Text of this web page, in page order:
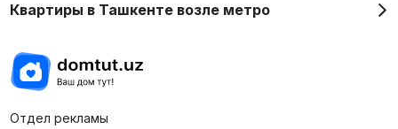
Квартиры в Ташкенте возле метро
Отдел рекламы